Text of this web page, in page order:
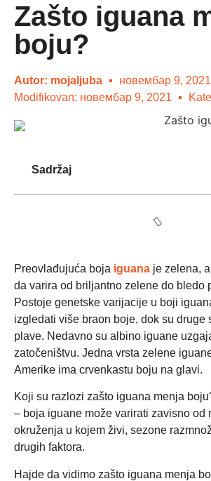
Zašto iguana
boju?
Autor: mojaljuba
новембар 9, 2021
Modifikovan: новембар 9, 2021
Sadržaj
Preovlađujuća boja iguana je zelena,
da varira od briljantno zelene do bledo
Postoje genetske varijacije u boji
izgledati više braon boje, dok su druge
plave. Nedavno su albino iguane
zatočeništvu. Jedna vrsta zelene
Amerike ima crvenkastu boju na glavi.
Koji su razlozi zašto iguana menja
– boja iguane može varirati zavisno od
okruženja u kojem živi, sezone
drugih faktora.
Hajde da vidimo zašto iguana menja